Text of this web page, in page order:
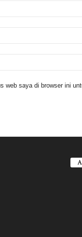
web saya di browser ini